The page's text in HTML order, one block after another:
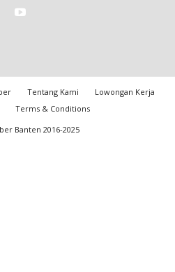
Tentang Kami
Lowongan Kerja
Terms & Conditions
Banten 2016-2025